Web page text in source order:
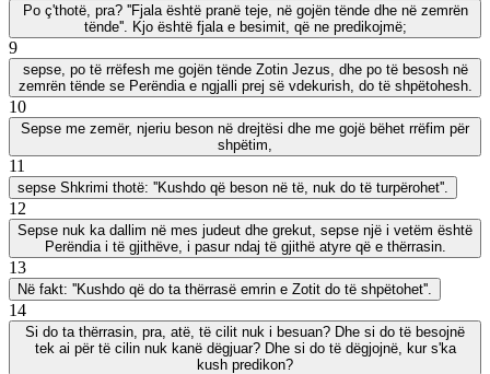
Po ç'thotë, pra? ''Fjala është pranë teje, në gojën tënde dhe në zemrën
tënde''. Kjo është fjala e besimit, që ne predikojmë;
9
sepse, po të rrëfesh me gojën tënde Zotin Jezus, dhe po të besosh në
zemrën tënde se Perëndia e ngjalli prej së vdekurish, do të shpëtohesh.
10
Sepse me zemër, njeriu beson në drejtësi dhe me gojë bëhet rrëfim për
shpëtim,
11
sepse Shkrimi thotë: ''Kushdo që beson në të, nuk do të turpërohet''.
12
Sepse nuk ka dallim në mes judeut dhe grekut, sepse një i vetëm është
Perëndia i të gjithëve, i pasur ndaj të gjithë atyre që e thërrasin.
13
Në fakt: ''Kushdo që do ta thërrasë emrin e Zotit do të shpëtohet''.
14
Si do ta thërrasin, pra, atë, të cilit nuk i besuan? Dhe si do të besojnë
tek ai për të cilin nuk kanë dëgjuar? Dhe si do të dëgjojnë, kur s'ka
kush predikon?